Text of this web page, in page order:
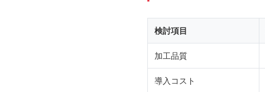
検討項目
加工品質
導入コスト